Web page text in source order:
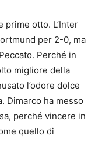
prime otto. L’Inter
per 2-0, ma
Perché in
migliore della
l’odore dolce
Dimarco ha messo
perché vincere in
quello di